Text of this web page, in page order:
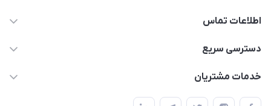
اطلاعات تماس
03591001161
دسترسی سریع
حساب کاربری
خدمات مشتریان
قوانین و مقررات